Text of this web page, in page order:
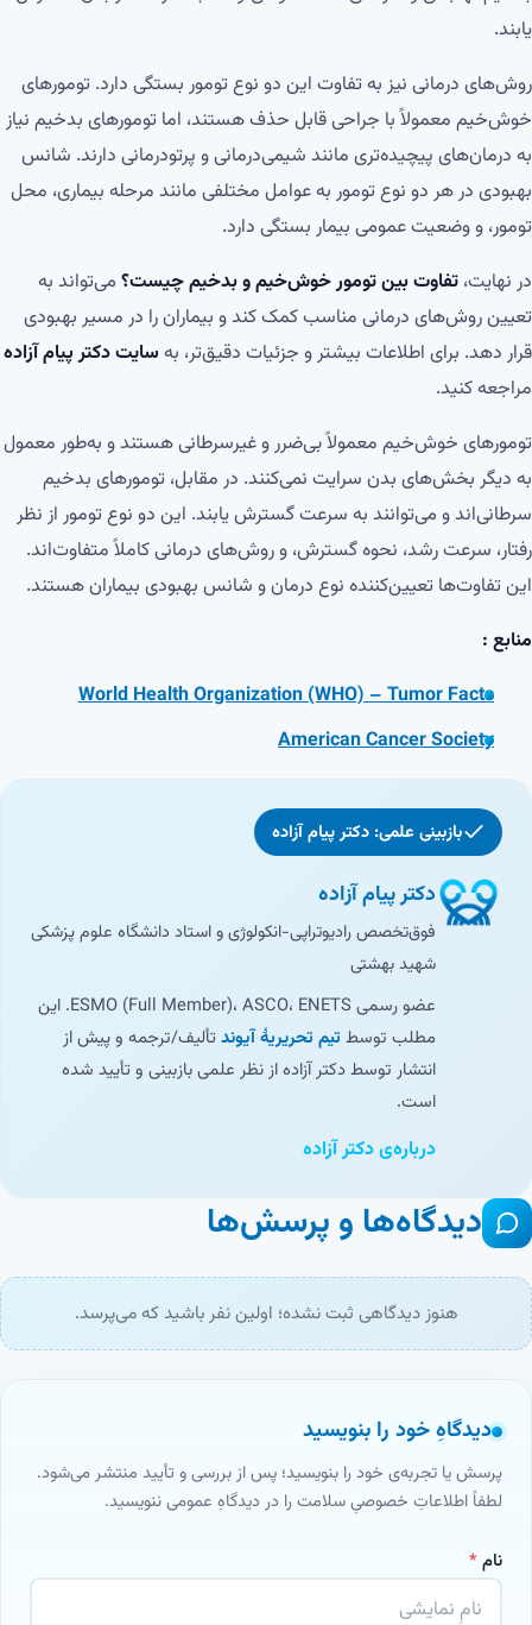
یابند.
روش‌های درمانی نیز به تفاوت این دو نوع تومور بستگی دارد. تومورهای
خوش‌خیم معمولاً با جراحی قابل حذف هستند، اما تومورهای بدخیم نیاز
به درمان‌های پیچیده‌تری مانند شیمی‌درمانی و پرتو‌درمانی دارند. شانس
بهبودی در هر دو نوع تومور به عوامل مختلفی مانند مرحله بیماری، محل
تومور، و وضعیت عمومی بیمار بستگی دارد.
در نهایت، تفاوت بین تومور خوش‌خیم و بدخیم چیست؟ می‌تواند به
تعیین روش‌های درمانی مناسب کمک کند و بیماران را در مسیر بهبودی
قرار دهد. برای اطلاعات بیشتر و جزئیات دقیق‌تر، به سایت دکتر پیام آزاده
مراجعه کنید.
تومورهای خوش‌خیم معمولاً بی‌ضرر و غیرسرطانی هستند و به‌طور معمول
به دیگر بخش‌های بدن سرایت نمی‌کنند. در مقابل، تومورهای بدخیم
سرطانی‌اند و می‌توانند به سرعت گسترش یابند. این دو نوع تومور از نظر
رفتار، سرعت رشد، نحوه گسترش، و روش‌های درمانی کاملاً متفاوت‌اند.
این تفاوت‌ها تعیین‌کننده نوع درمان و شانس بهبودی بیماران هستند.
منابع :
World Health Organization (WHO) – Tumor Facts
American Cancer Society
بازبینی علمی: دکتر پیام آزاده
دکتر پیام آزاده
فوق‌تخصص رادیوتراپی-انکولوژی و استاد دانشگاه علوم پزشکی
شهید بهشتی
عضو رسمی ESMO (Full Member)، ASCO، ENETS. این
مطلب توسط تیم تحریریهٔ آیوندتألیف/ترجمه و پیش از
انتشار توسط دکتر آزاده از نظر علمی بازبینی و تأیید شده
است.
درباره‌ی دکتر آزاده
دیدگاه‌ها و پرسش‌ها
هنوز دیدگاهی ثبت نشده؛ اولین نفر باشید که می‌پرسد.
دیدگاهِ خود را بنویسید
پرسش یا تجربه‌ی خود را بنویسید؛ پس از بررسی و تأیید منتشر می‌شود.
لطفاً اطلاعاتِ خصوصیِ سلامت را در دیدگاهِ عمومی ننویسید.
نام*